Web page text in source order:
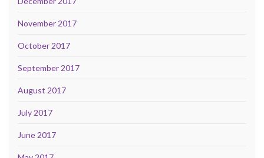
November 2017
October 2017
September 2017
August 2017
July 2017
June 2017